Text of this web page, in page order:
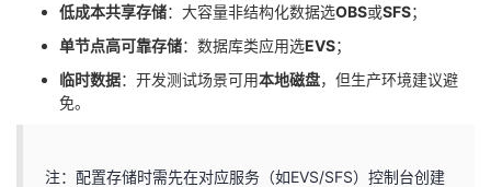
​低成本共享存储​​：大容量非结构化数据选​​OBS​​或​​SFS​​；
​单节点高可靠存储​​：数据库类应用选​​EVS​​；
​临时数据​​：开发测试场景可用​​本地磁盘​​，但生产环境建议避
免。
注：配置存储时需先在对应服务（如EVS/SFS）控制台创建